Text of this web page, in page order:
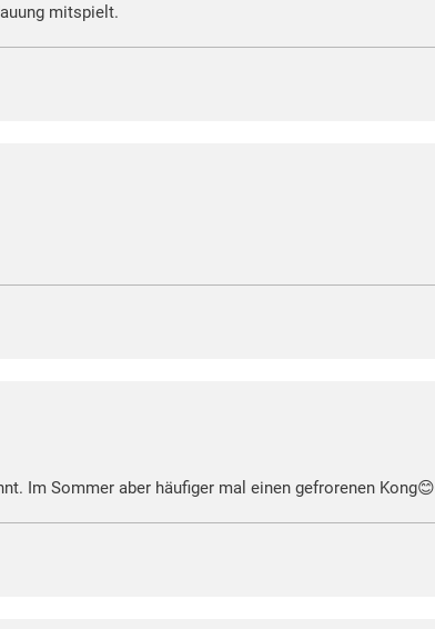
mitspielt.
Im Sommer aber häufiger mal einen gefrorenen Kong😊